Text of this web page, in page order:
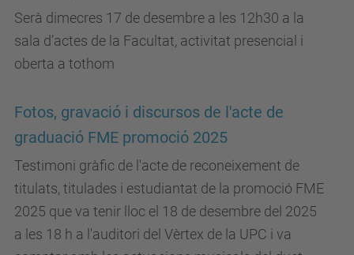
Serà dimecres 17 de desembre a les 12h30 a la
sala d’actes de la Facultat, activitat presencial i
oberta a tothom
Fotos, gravació i discursos de l'acte de
graduació FME promoció 2025
Testimoni gràfic de l'acte de reconeixement de
titulats, titulades i estudiantat de la promoció FME
2025 que va tenir lloc el 18 de desembre del 2025
a les 18 h a l'auditori del Vèrtex de la UPC i va